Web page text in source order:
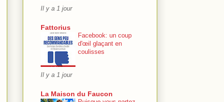
Il y a 1 jour
Fattorius
Facebook: un coup
d'œil glaçant en
coulisses
Il y a 1 jour
La Maison du Faucon